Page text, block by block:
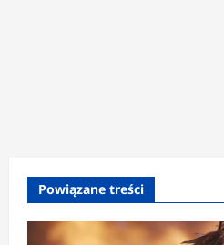
Powiązane treści